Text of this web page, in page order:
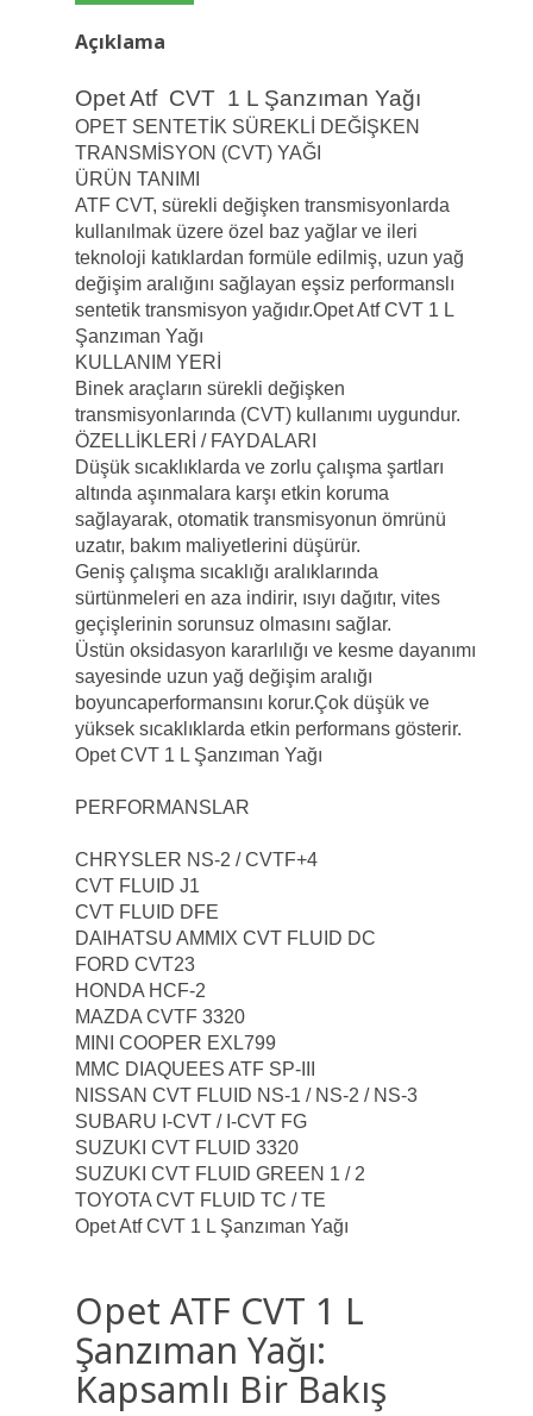
Açıklama
Opet Atf CVT 1 L Şanzıman Yağı
OPET SENTETİK SÜREKLİ DEĞİŞKEN
TRANSMİSYON (CVT) YAĞI
ÜRÜN TANIMI
ATF CVT, sürekli değişken transmisyonlarda
kullanılmak üzere özel baz yağlar ve ileri
teknoloji katıklardan formüle edilmiş, uzun yağ
değişim aralığını sağlayan eşsiz performanslı
sentetik transmisyon yağıdır.Opet Atf CVT 1 L
Şanzıman Yağı
KULLANIM YERİ
Binek araçların sürekli değişken
transmisyonlarında (CVT) kullanımı uygundur.
ÖZELLİKLERİ / FAYDALARI
Düşük sıcaklıklarda ve zorlu çalışma şartları
altında aşınmalara karşı etkin koruma
sağlayarak, otomatik transmisyonun ömrünü
uzatır, bakım maliyetlerini düşürür.
Geniş çalışma sıcaklığı aralıklarında
sürtünmeleri en aza indirir, ısıyı dağıtır, vites
geçişlerinin sorunsuz olmasını sağlar.
Üstün oksidasyon kararlılığı ve kesme dayanımı
sayesinde uzun yağ değişim aralığı
boyuncaperformansını korur.Çok düşük ve
yüksek sıcaklıklarda etkin performans gösterir.
Opet CVT 1 L Şanzıman Yağı
PERFORMANSLAR
CHRYSLER NS-2 / CVTF+4
CVT FLUID J1
CVT FLUID DFE
DAIHATSU AMMIX CVT FLUID DC
FORD CVT23
HONDA HCF-2
MAZDA CVTF 3320
MINI COOPER EXL799
MMC DIAQUEES ATF SP-III
NISSAN CVT FLUID NS-1 / NS-2 / NS-3
SUBARU I-CVT / I-CVT FG
SUZUKI CVT FLUID 3320
SUZUKI CVT FLUID GREEN 1 / 2
TOYOTA CVT FLUID TC / TE
Opet Atf CVT 1 L Şanzıman Yağı
Opet ATF CVT 1 L
Şanzıman Yağı:
Kapsamlı Bir Bakış